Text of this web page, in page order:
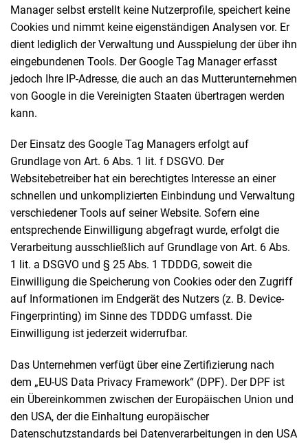
Manager selbst erstellt keine Nutzerprofile, speichert keine
Cookies und nimmt keine eigenständigen Analysen vor. Er
dient lediglich der Verwaltung und Ausspielung der über ihn
eingebundenen Tools. Der Google Tag Manager erfasst
jedoch Ihre IP-Adresse, die auch an das Mutterunternehmen
von Google in die Vereinigten Staaten übertragen werden
kann.
Der Einsatz des Google Tag Managers erfolgt auf
Grundlage von Art. 6 Abs. 1 lit. f DSGVO. Der
Websitebetreiber hat ein berechtigtes Interesse an einer
schnellen und unkomplizierten Einbindung und Verwaltung
verschiedener Tools auf seiner Website. Sofern eine
entsprechende Einwilligung abgefragt wurde, erfolgt die
Verarbeitung ausschließlich auf Grundlage von Art. 6 Abs.
1 lit. a DSGVO und § 25 Abs. 1 TDDDG, soweit die
Einwilligung die Speicherung von Cookies oder den Zugriff
auf Informationen im Endgerät des Nutzers (z. B. Device-
Fingerprinting) im Sinne des TDDDG umfasst. Die
Einwilligung ist jederzeit widerrufbar.
Das Unternehmen verfügt über eine Zertifizierung nach
dem „EU-US Data Privacy Framework“ (DPF). Der DPF ist
ein Übereinkommen zwischen der Europäischen Union und
den USA, der die Einhaltung europäischer
Datenschutzstandards bei Datenverarbeitungen in den USA